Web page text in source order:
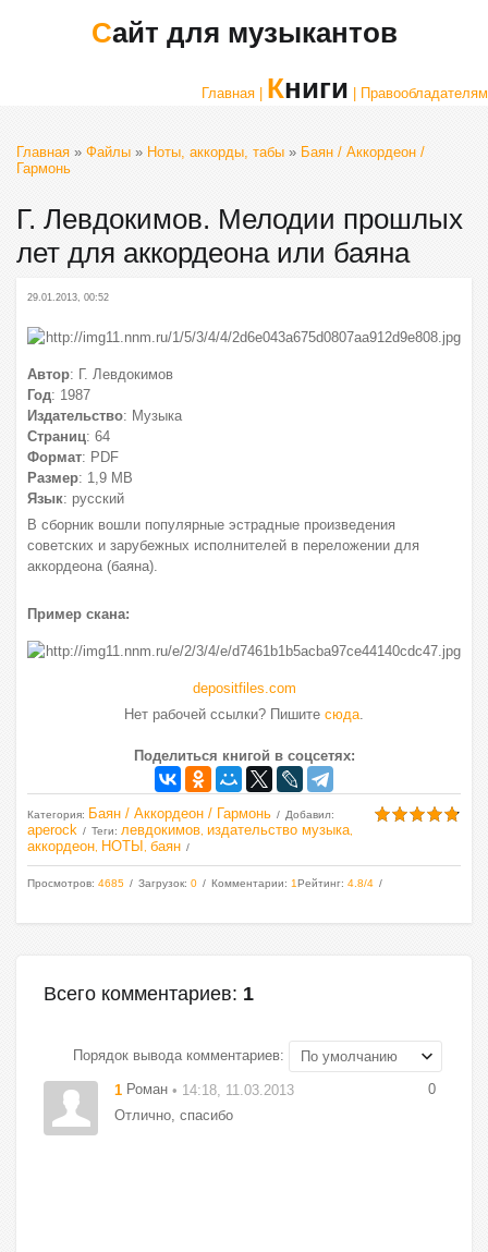
Сайт для музыкантов
Главная | Книги | Правообладателям
Главная » Файлы » Ноты, аккорды, табы » Баян / Аккордеон /
Гармонь
Г. Левдокимов. Мелодии прошлых
лет для аккордеона или баяна
29.01.2013, 00:52
Автор: Г. Левдокимов
Год: 1987
Издательство: Музыка
Страниц: 64
Формат: PDF
Размер: 1,9 МВ
Язык: русский
В сборник вошли популярные эстрадные произведения
советских и зарубежных исполнителей в переложении для
аккордеона (баяна).
Пример скана:
depositfiles.com
Нет рабочей ссылки? Пишите сюда.
Поделиться книгой в соцсетях:
Категория: Баян / Аккордеон / Гармонь Добавил:
aperock Теги: левдокимов издательство музыка
аккордеон НОТЫ баян
Просмотров: 4685 Загрузок: 0 Комментарии: 1Рейтинг: 4.8/4
Всего комментариев: 1
Порядок вывода комментариев:
0
1 Роман • 14:18, 11.03.2013
Отлично, спасибо